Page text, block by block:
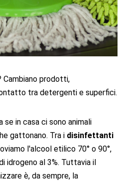
Cambiano prodotti,
tra detergenti e superfici.
se in casa ci sono animali
gattonano. Tra i disinfettanti
l'alcool etilico 70° o 90°,
idrogeno al 3%. Tuttavia il
è, da sempre, la